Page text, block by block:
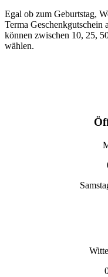
Egal ob zum Geburtstag,
Terma Geschenkgutschein
können zwischen 10, 25,
wählen.